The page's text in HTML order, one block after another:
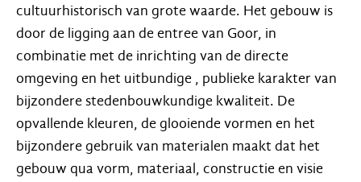
cultuurhistorisch van grote waarde. Het gebouw is
door de ligging aan de entree van Goor, in
combinatie met de inrichting van de directe
omgeving en het uitbundige , publieke karakter van
bijzondere stedenbouwkundige kwaliteit. De
opvallende kleuren, de glooiende vormen en het
bijzondere gebruik van materialen maakt dat het
gebouw qua vorm, materiaal, constructie en visie